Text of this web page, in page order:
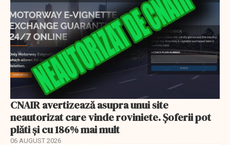
CNAIR avertizează asupra unui site
neautorizat care vinde roviniete. Șoferii pot
plăti și cu 186% mai mult
06 AUGUST 2026